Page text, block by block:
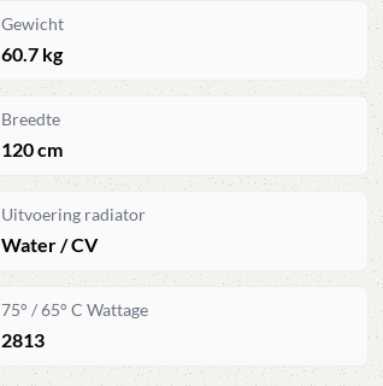
Gewicht
60.7 kg
Breedte
120 cm
Uitvoering radiator
Water / CV
75° / 65° C Wattage
2813